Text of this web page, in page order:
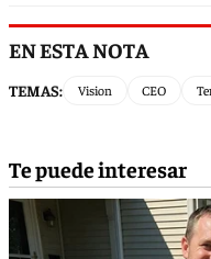
EN ESTA NOTA
TEMAS: Vision CEO